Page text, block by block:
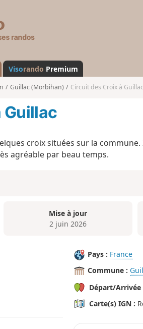
s
a
n
d
Visorando Premium
Guillac (Morbihan) Circuit des Croix à Guillac
Guillac
croix situées sur la
agréable par beau temps.
Mise à jour
2 juin 2026
Pays : France
Commune :
Départ/Arrivée
Carte(s) IGN :